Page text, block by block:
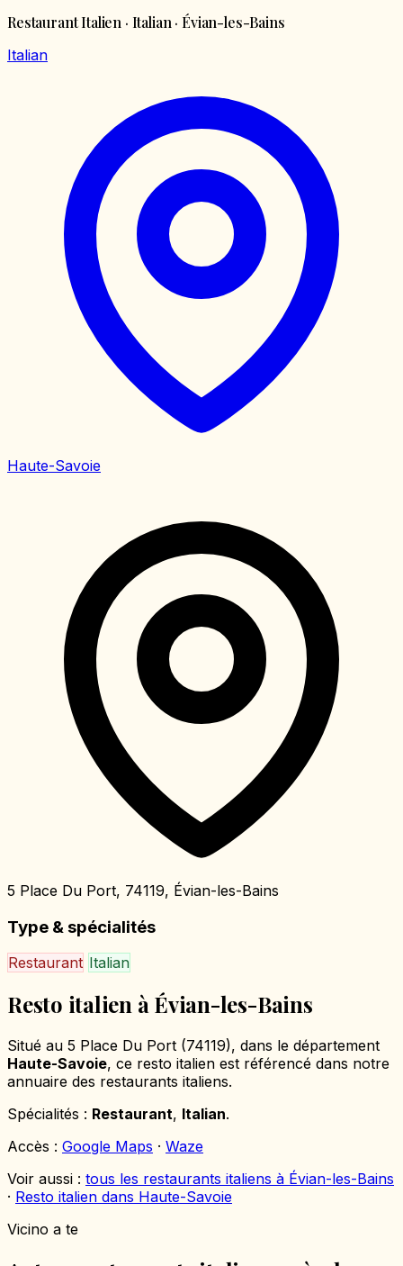
Restaurant Italien · Italian · Évian-les-Bains
Italian
Haute-Savoie
5 Place Du Port, 74119, Évian-les-Bains
Type & spécialités
Restaurant Italian
Resto italien à Évian-les-Bains
Situé au 5 Place Du Port (74119), dans le département
Haute-Savoie, ce resto italien est référencé dans notre
annuaire des restaurants italiens.
Spécialités : Restaurant, Italian.
Accès : Google Maps · Waze
Voir aussi : tous les restaurants italiens à Évian-les-Bains
· Resto italien dans Haute-Savoie
Vicino a te